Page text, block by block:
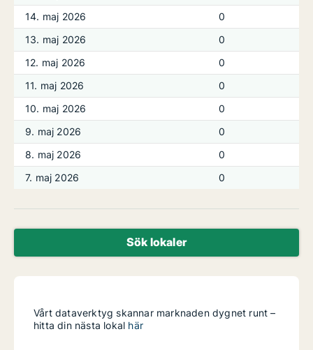
14. maj 2026
0
13. maj 2026
0
12. maj 2026
0
11. maj 2026
0
10. maj 2026
0
9. maj 2026
0
8. maj 2026
0
7. maj 2026
0
Sök lokaler
Vårt dataverktyg skannar marknaden dygnet runt –
hitta din nästa lokal här